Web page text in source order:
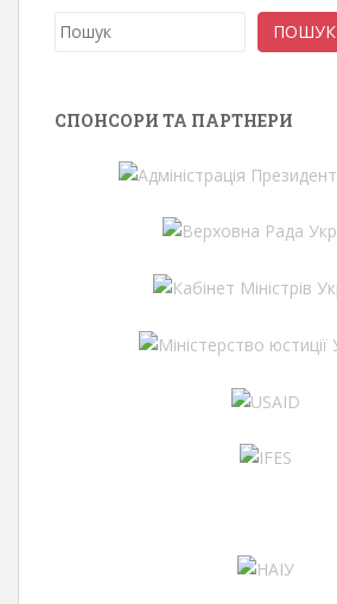
Пошук ПОШУК
СПОНСОРИ ТА ПАРТНЕРИ